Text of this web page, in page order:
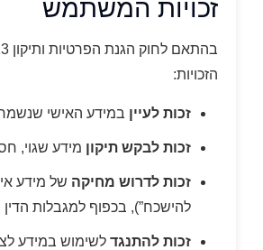
זכויות המשתמש
הזכויות:
זכות לעיין במידע האישי שנשמר
זכות לבקש תיקון מידע שגוי,
זכות לדרוש מחיקה של מידע
להישכח”), בכפוף למגבלות הדין
זכות להתנגד לשימוש במידע